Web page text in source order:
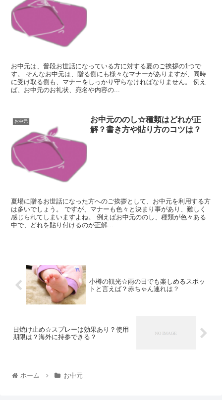
お中元は、普段お世話になっている方に対する夏のご挨拶の1つで
す。 そんなお中元は、贈る側にも様々なマナーがありますが、同時
に受け取る側も、マナーをしっかり守らなければなりません。 例え
ば、お中元のお礼状、宛名や内容の...
お中元
お中元ののし☆種類はどれが正
解？書き方や貼り方のコツは？
夏場に贈るお世話になった方へのご挨拶として、お中元を利用する方
は多いでしょう。 ですが、マナーも色々と決まり事があり、難しく
感じられてしまいますよね。 例えばお中元ののし、種類が色々ある
中で、どれを貼り付けるのが正解...
小樽の観光☆雨の日でも楽しめるスポッ
トと言えば？赤ちゃん連れは？
日焼け止め☆スプレーは効果あり？使用
期限は？海外に持参できる？
ホーム お中元